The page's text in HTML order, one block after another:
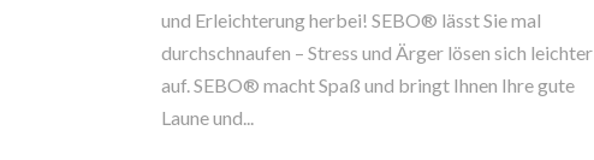
und Erleichterung herbei! SEBO® lässt Sie mal
durchschnaufen – Stress und Ärger lösen sich leichter
auf. SEBO® macht Spaß und bringt Ihnen Ihre gute
Laune und...